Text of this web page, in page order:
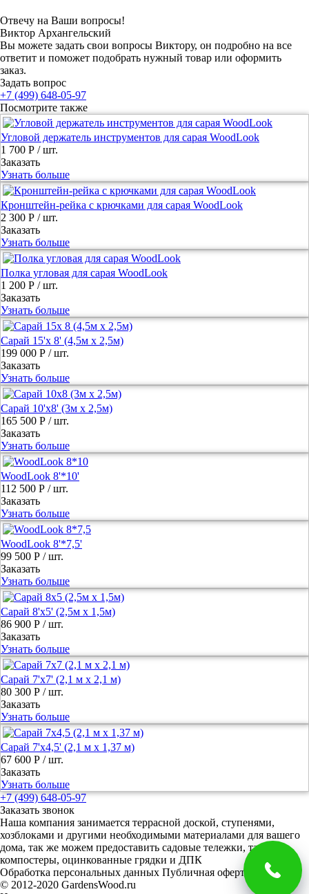
Отвечу на Ваши вопросы!
Виктор Архангельский
Вы можете задать свои вопросы Виктору, он подробно на все
ответит и поможет подобрать нужный товар или оформить
заказ.
Задать вопрос
+7 (499) 648-05-97
Посмотрите также
Угловой держатель инструментов для сарая WoodLook
1 700 Р / шт.
Заказать
Узнать больше
Кронштейн-рейка с крючками для сарая WoodLook
2 300 Р / шт.
Заказать
Узнать больше
Полка угловая для сарая WoodLook
1 200 Р / шт.
Заказать
Узнать больше
Сарай 15'х 8' (4,5м х 2,5м)
199 000 Р / шт.
Заказать
Узнать больше
Сарай 10'x8' (3м х 2,5м)
165 500 Р / шт.
Заказать
Узнать больше
WoodLook 8'*10'
112 500 Р / шт.
Заказать
Узнать больше
WoodLook 8'*7,5'
99 500 Р / шт.
Заказать
Узнать больше
Сарай 8'х5' (2,5м х 1,5м)
86 900 Р / шт.
Заказать
Узнать больше
Сарай 7'х7' (2,1 м х 2,1 м)
80 300 Р / шт.
Заказать
Узнать больше
Сарай 7'x4,5' (2,1 м х 1,37 м)
67 600 Р / шт.
Заказать
Узнать больше
+7 (499) 648-05-97
Заказать звонок
Наша компания занимается террасной доской, ступенями,
хозблоками и другими необходимыми материалами для вашего
дома, так же можем предоставить садовые тележки, тачки и
компостеры, оцинкованные грядки и ДПК
Обработка персональных данных Публичная оферта
© 2012-2020 GardensWood.ru